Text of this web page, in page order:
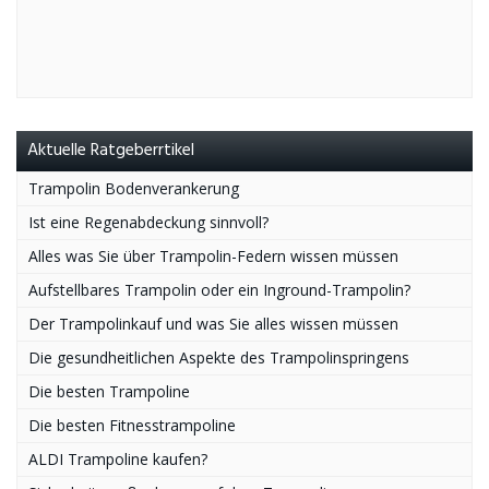
Aktuelle Ratgeberrtikel
Trampolin Bodenverankerung
Ist eine Regenabdeckung sinnvoll?
Alles was Sie über Trampolin-Federn wissen müssen
Aufstellbares Trampolin oder ein Inground-Trampolin?
Der Trampolinkauf und was Sie alles wissen müssen
Die gesundheitlichen Aspekte des Trampolinspringens
Die besten Trampoline
Die besten Fitnesstrampoline
ALDI Trampoline kaufen?